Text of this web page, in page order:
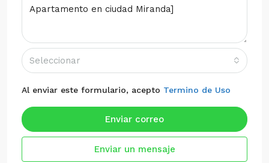
Seleccionar
Al enviar este formulario, acepto Termino de Uso
Enviar correo
Enviar un mensaje